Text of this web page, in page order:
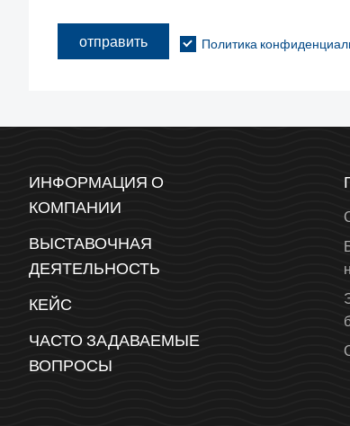
отправить Политика
ИНФОРМАЦИЯ О
КОМПАНИИ
ВЫСТАВОЧНАЯ
ДЕЯТЕЛЬНОСТЬ
КЕЙС
ЧАСТО ЗАДАВАЕМЫЕ
ВОПРОСЫ